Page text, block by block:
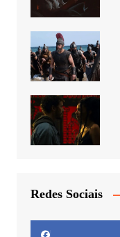
Redes Sociais